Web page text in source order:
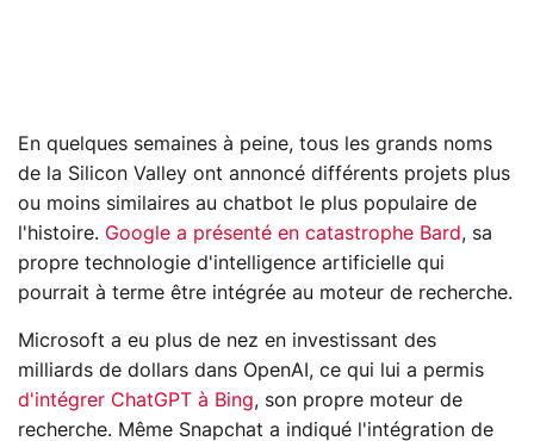
En quelques semaines à peine, tous les grands noms
de la Silicon Valley ont annoncé différents projets plus
ou moins similaires au chatbot le plus populaire de
l'histoire. Google a présenté en catastrophe Bard, sa
propre technologie d'intelligence artificielle qui
pourrait à terme être intégrée au moteur de recherche.
Microsoft a eu plus de nez en investissant des
milliards de dollars dans OpenAI, ce qui lui a permis
d'intégrer ChatGPT à Bing, son propre moteur de
recherche. Même Snapchat a indiqué l'intégration de